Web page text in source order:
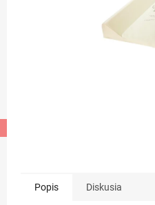
Popis Diskusia